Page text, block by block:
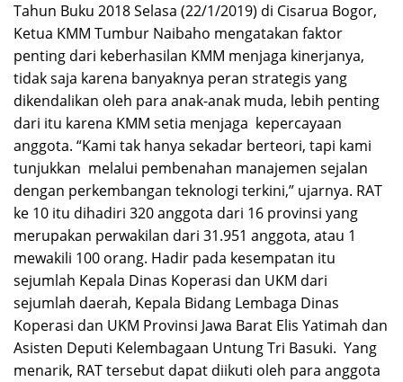
Tahun Buku 2018 Selasa (22/1/2019) di Cisarua Bogor,
Ketua KMM Tumbur Naibaho mengatakan faktor
penting dari keberhasilan KMM menjaga kinerjanya,
tidak saja karena banyaknya peran strategis yang
dikendalikan oleh para anak-anak muda, lebih penting
dari itu karena KMM setia menjaga kepercayaan
anggota. “Kami tak hanya sekadar berteori, tapi kami
tunjukkan melalui pembenahan manajemen sejalan
dengan perkembangan teknologi terkini,” ujarnya. RAT
ke 10 itu dihadiri 320 anggota dari 16 provinsi yang
merupakan perwakilan dari 31.951 anggota, atau 1
mewakili 100 orang. Hadir pada kesempatan itu
sejumlah Kepala Dinas Koperasi dan UKM dari
sejumlah daerah, Kepala Bidang Lembaga Dinas
Koperasi dan UKM Provinsi Jawa Barat Elis Yatimah dan
Asisten Deputi Kelembagaan Untung Tri Basuki. Yang
menarik, RAT tersebut dapat diikuti oleh para anggota